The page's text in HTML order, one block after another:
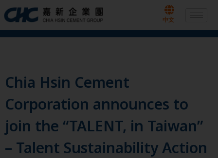
to
content
中文
Chia Hsin Cement
Corporation announces to
join the “TALENT, in Taiwan”
– Talent Sustainability Action